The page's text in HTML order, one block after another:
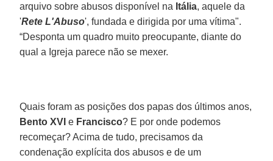
arquivo sobre abusos disponível na Itália, aquele da
'Rete L'Abuso', fundada e dirigida por uma vítima".
“Desponta um quadro muito preocupante, diante do
qual a Igreja parece não se mexer.
Quais foram as posições dos papas dos últimos anos,
Bento XVI e Francisco? E por onde podemos
recomeçar? Acima de tudo, precisamos da
condenação explícita dos abusos e de um